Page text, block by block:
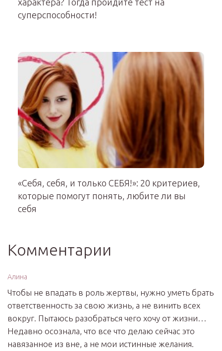
характера? Тогда пройдите тест на
суперспособности!
«Себя, себя, и только СЕБЯ!»: 20 критериев,
которые помогут понять, любите ли вы
себя
Комментарии
Алина
Чтобы не впадать в роль жертвы, нужно уметь брать
ответственность за свою жизнь, а не винить всех
вокруг. Пытаюсь разобраться чего хочу от жизни…
Недавно осознала, что все что делаю сейчас это
навязанное из вне, а не мои истинные желания.